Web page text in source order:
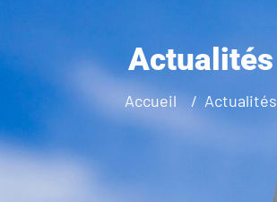
Actualités
Accueil Actualités